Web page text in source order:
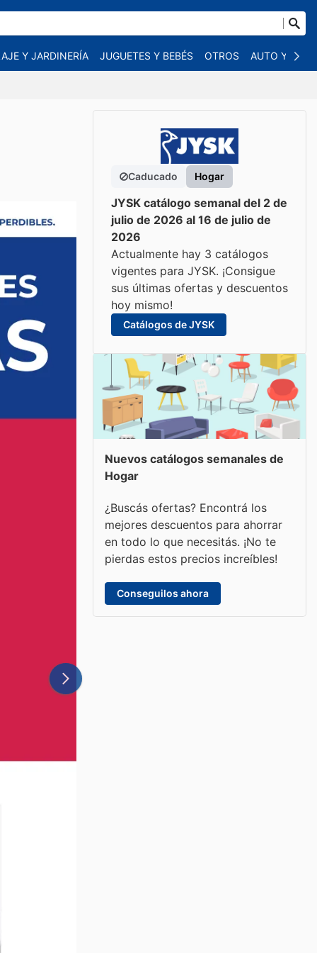
Y JARDINERÍA JUGUETES Y BEBÉS OTROS AUTO Y
Caducado Hogar
JYSK catálogo semanal del 2 de
julio de 2026 al 16 de julio de
2026
Actualmente hay 3 catálogos
vigentes para JYSK. ¡Consigue
sus últimas ofertas y descuentos
hoy mismo!
Catálogos de JYSK
Nuevos catálogos semanales de
Hogar
¿Buscás ofertas? Encontrá los
mejores descuentos para ahorrar
en todo lo que necesitás. ¡No te
pierdas estos precios increíbles!
Conseguilos ahora